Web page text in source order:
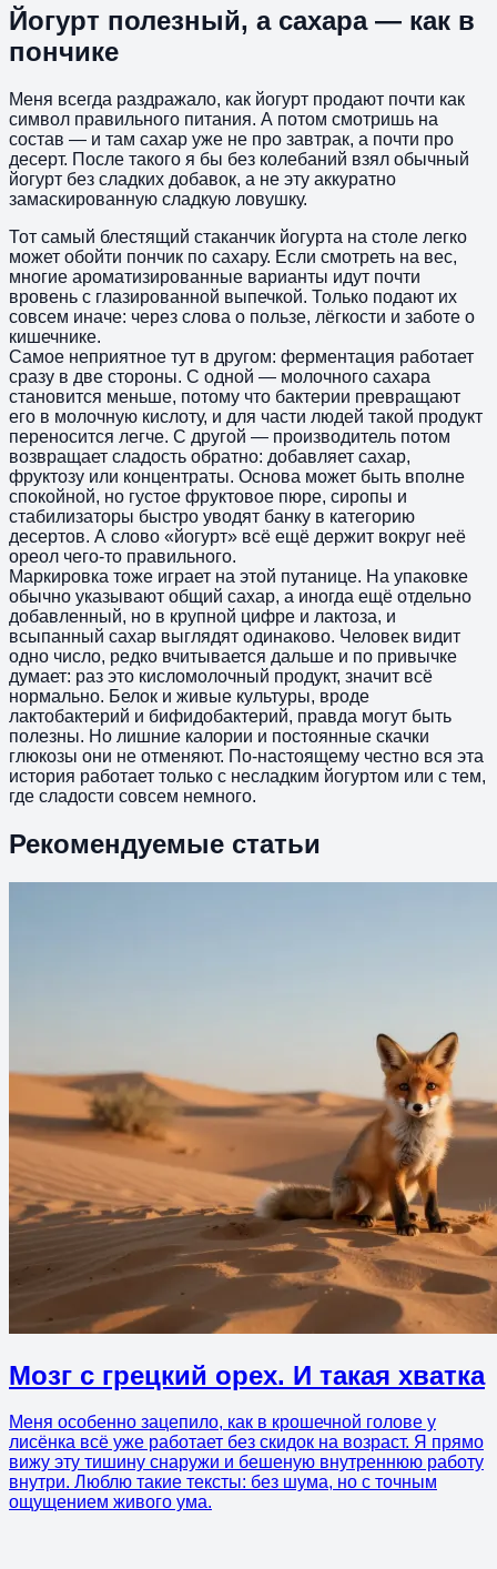
Йогурт полезный, а сахара — как в
пончике
Меня всегда раздражало, как йогурт продают почти как
символ правильного питания. А потом смотришь на
состав — и там сахар уже не про завтрак, а почти про
десерт. После такого я бы без колебаний взял обычный
йогурт без сладких добавок, а не эту аккуратно
замаскированную сладкую ловушку.
Тот самый блестящий стаканчик йогурта на столе легко
может обойти пончик по сахару. Если смотреть на вес,
многие ароматизированные варианты идут почти
вровень с глазированной выпечкой. Только подают их
совсем иначе: через слова о пользе, лёгкости и заботе о
кишечнике.
Самое неприятное тут в другом: ферментация работает
сразу в две стороны. С одной — молочного сахара
становится меньше, потому что бактерии превращают
его в молочную кислоту, и для части людей такой продукт
переносится легче. С другой — производитель потом
возвращает сладость обратно: добавляет сахар,
фруктозу или концентраты. Основа может быть вполне
спокойной, но густое фруктовое пюре, сиропы и
стабилизаторы быстро уводят банку в категорию
десертов. А слово «йогурт» всё ещё держит вокруг неё
ореол чего-то правильного.
Маркировка тоже играет на этой путанице. На упаковке
обычно указывают общий сахар, а иногда ещё отдельно
добавленный, но в крупной цифре и лактоза, и
всыпанный сахар выглядят одинаково. Человек видит
одно число, редко вчитывается дальше и по привычке
думает: раз это кисломолочный продукт, значит всё
нормально. Белок и живые культуры, вроде
лактобактерий и бифидобактерий, правда могут быть
полезны. Но лишние калории и постоянные скачки
глюкозы они не отменяют. По-настоящему честно вся эта
история работает только с несладким йогуртом или с тем,
где сладости совсем немного.
Рекомендуемые статьи
Мозг с грецкий орех. И такая хватка
Меня особенно зацепило, как в крошечной голове у
лисёнка всё уже работает без скидок на возраст. Я прямо
вижу эту тишину снаружи и бешеную внутреннюю работу
внутри. Люблю такие тексты: без шума, но с точным
ощущением живого ума.